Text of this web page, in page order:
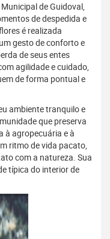
de Guidoval,
de despedida e
é realizada
gesto de conforto e
de seus entes
agilidade e cuidado,
de forma pontual e
ambiente tranquilo e
que preserva
à agropecuária e à
ritmo de vida pacato,
com a natureza. Sua
típica do interior de